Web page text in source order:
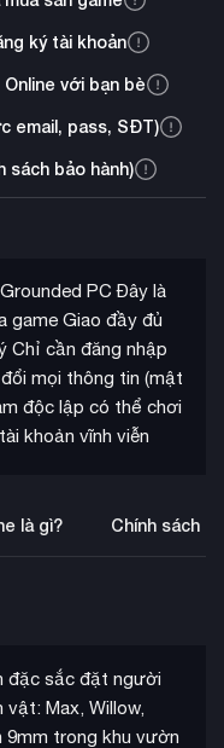
ký tài khoản
với bạn bè
email, pass, SĐT)
sách bảo hành)
PC Đây là
game Giao đầy đủ
Chỉ cần đăng nhập
mọi thông tin (mật
độc lập có thể chơi
khoản vĩnh viễn
là gì? Chính sách
đặc sắc đặt người
Max, Willow,
9mm trong khu vườn